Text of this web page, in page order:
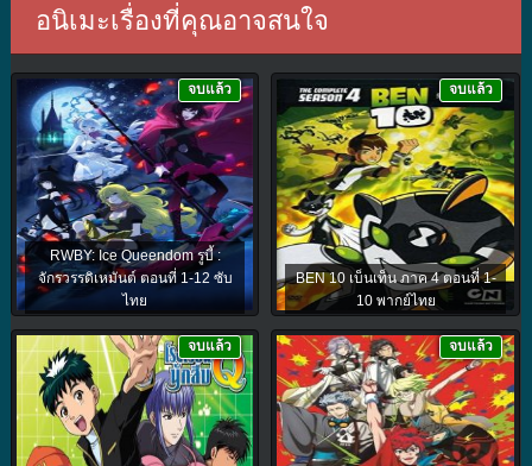
อนิเมะเรื่องที่คุณอาจสนใจ
RWBY: Ice Queendom รูบี้ :
จักรวรรดิเหมันต์ ตอนที่ 1-12 ซับ
ไทย
จบแล้ว
BEN 10 เบ็นเท็น ภาค 4 ตอนที่ 1-
10 พากย์ไทย
จบแล้ว
จบแล้ว จบแล้ว